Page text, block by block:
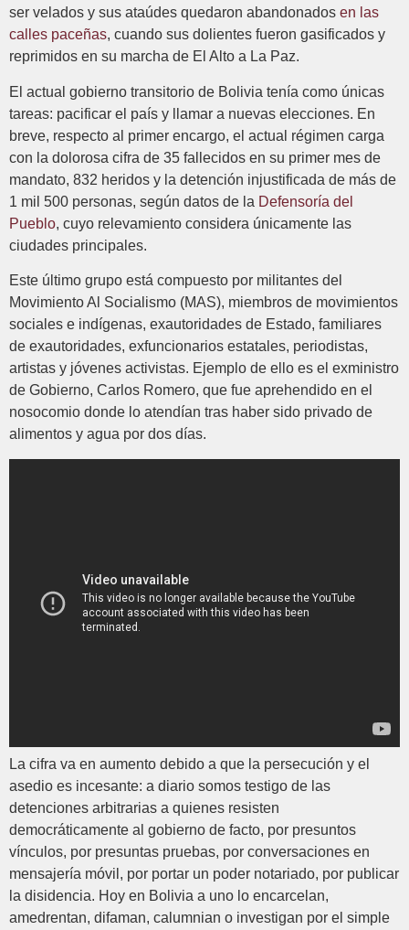
ser velados y sus ataúdes quedaron abandonados en las
calles paceñas, cuando sus dolientes fueron gasificados y
reprimidos en su marcha de El Alto a La Paz.
El actual gobierno transitorio de Bolivia tenía como únicas
tareas: pacificar el país y llamar a nuevas elecciones. En
breve, respecto al primer encargo, el actual régimen carga
con la dolorosa cifra de 35 fallecidos en su primer mes de
mandato, 832 heridos y la detención injustificada de más de
1 mil 500 personas, según datos de la Defensoría del
Pueblo, cuyo relevamiento considera únicamente las
ciudades principales.
Este último grupo está compuesto por militantes del
Movimiento Al Socialismo (MAS), miembros de movimientos
sociales e indígenas, exautoridades de Estado, familiares
de exautoridades, exfuncionarios estatales, periodistas,
artistas y jóvenes activistas. Ejemplo de ello es el exministro
de Gobierno, Carlos Romero, que fue aprehendido en el
nosocomio donde lo atendían tras haber sido privado de
alimentos y agua por dos días.
La cifra va en aumento debido a que la persecución y el
asedio es incesante: a diario somos testigo de las
detenciones arbitrarias a quienes resisten
democráticamente al gobierno de facto, por presuntos
vínculos, por presuntas pruebas, por conversaciones en
mensajería móvil, por portar un poder notariado, por publicar
la disidencia. Hoy en Bolivia a uno lo encarcelan,
amedrentan, difaman, calumnian o investigan por el simple